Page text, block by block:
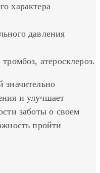
характера
давления
атеросклероз.
значительно
и улучшает
заботы о своем
пройти